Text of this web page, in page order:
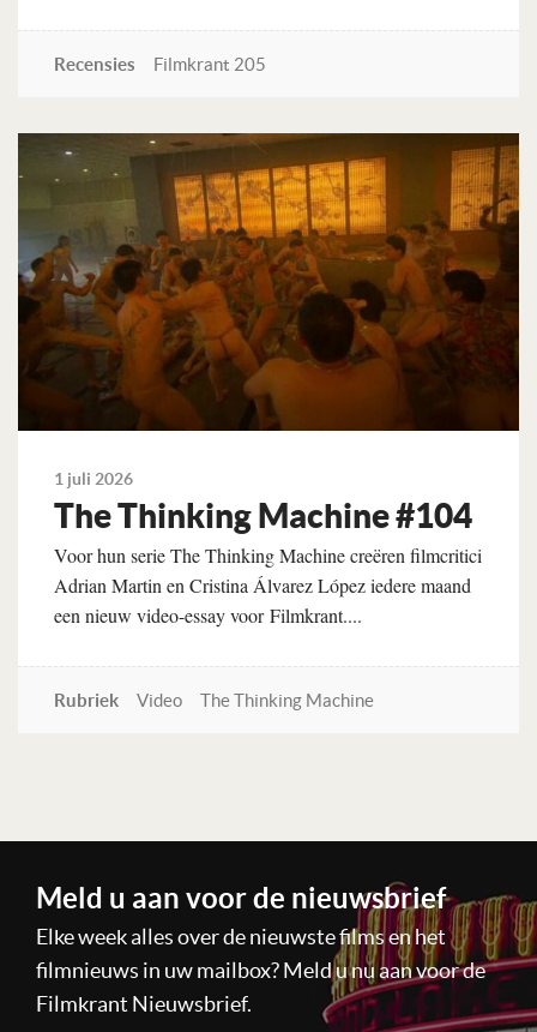
Recensies Filmkrant 205
Lees verder
1 juli 2026
The Thinking Machine #104
Voor hun serie The Thinking Machine creëren filmcritici
Adrian Martin en Cristina Álvarez López iedere maand
een nieuw video-essay voor Filmkrant....
Rubriek Video The Thinking Machine
Meld u aan voor de nieuwsbrief
Elke week alles over de nieuwste films en het
filmnieuws in uw mailbox? Meld u nu aan voor de
Filmkrant Nieuwsbrief.